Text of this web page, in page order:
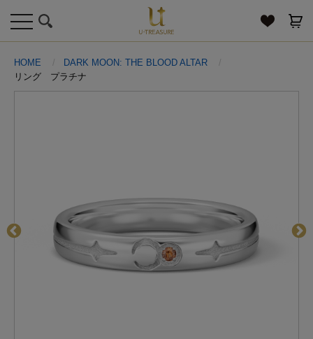
toggle
navigation
HOME
DARK MOON: THE BLOOD ALTAR
リング プラチナ